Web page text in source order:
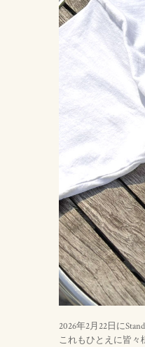
2026年2月22日に
これもひとえに皆々